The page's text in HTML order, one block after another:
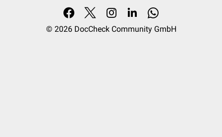
© 2026 DocCheck Community GmbH